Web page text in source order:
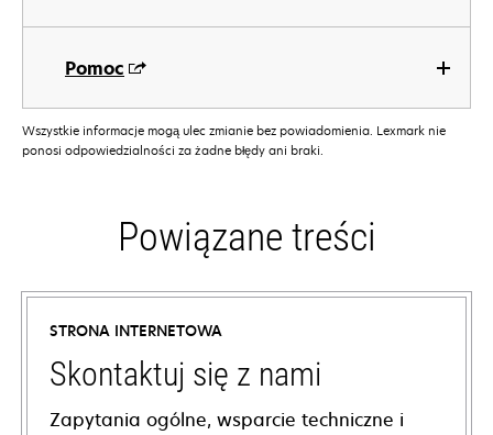
Pomoc
Wszystkie informacje mogą ulec zmianie bez powiadomienia. Lexmark nie
ponosi odpowiedzialności za żadne błędy ani braki.
Powiązane treści
STRONA INTERNETOWA
Skontaktuj się z nami
Zapytania ogólne, wsparcie techniczne i